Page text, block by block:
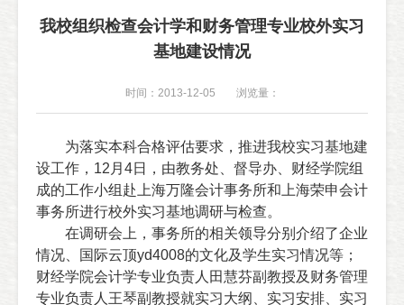
我校组织检查会计学和财务管理专业校外实习
基地建设情况
时间：2013-12-05 浏览量：
为落实本科合格评估要求，推进我校实习基地建
设工作， 12 月 4日
，由教务处、督导办、财经学院组
成的工作小组赴上海万隆会计事务所和上海荣申会计
事务所进行校外实习基地调研与检查。
在调研会上，事务所的相关领导分别介绍了企业
情况、国际云顶yd4008的文化及学生实习情况等；
财经学院会计学专业负责人田慧芬副教授及财务管理
专业负责人 王琴副 教授就实习大纲、实习安排、实习